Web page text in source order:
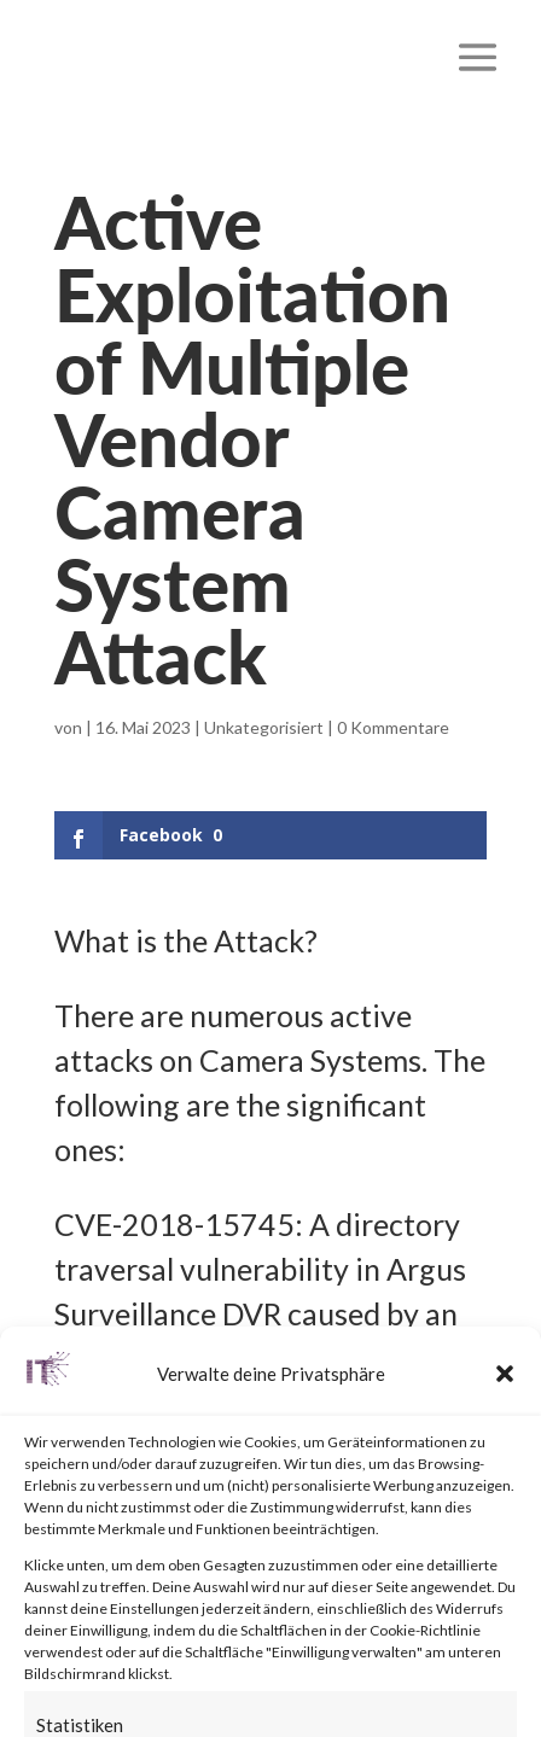
Verwalte deine Privatsphäre
Wir verwenden Technologien wie Cookies, um Geräteinformationen zu
speichern und/oder darauf zuzugreifen. Wir tun dies, um das Browsing-
Erlebnis zu verbessern und um (nicht) personalisierte Werbung anzuzeigen.
Wenn du nicht zustimmst oder die Zustimmung widerrufst, kann dies
bestimmte Merkmale und Funktionen beeinträchtigen.
Klicke unten, um dem oben Gesagten zuzustimmen oder eine detaillierte
Auswahl zu treffen. Deine Auswahl wird nur auf dieser Seite angewendet. Du
kannst deine Einstellungen jederzeit ändern, einschließlich des Widerrufs
deiner Einwilligung, indem du die Schaltflächen in der Cookie-Richtlinie
verwendest oder auf die Schaltfläche "Einwilligung verwalten" am unteren
Bildschirmrand klickst.
Statistiken
Active
Exploitation
of Multiple
Vendor
Camera
System
Attack
von | 16. Mai 2023 | Unkategorisiert | 0 Kommentare
Facebook 0
What is the Attack?
There are numerous active
attacks on Camera Systems. The
following are the significant
ones:
CVE-2018-15745: A directory
traversal vulnerability in Argus
Surveillance DVR caused by an
improper validation of user
vulnerable application handles a
maliciously crafted request. An
attacker can exploit this to gain
access to sensitive information
in the context of the vulnerable
application via a crafted
request.